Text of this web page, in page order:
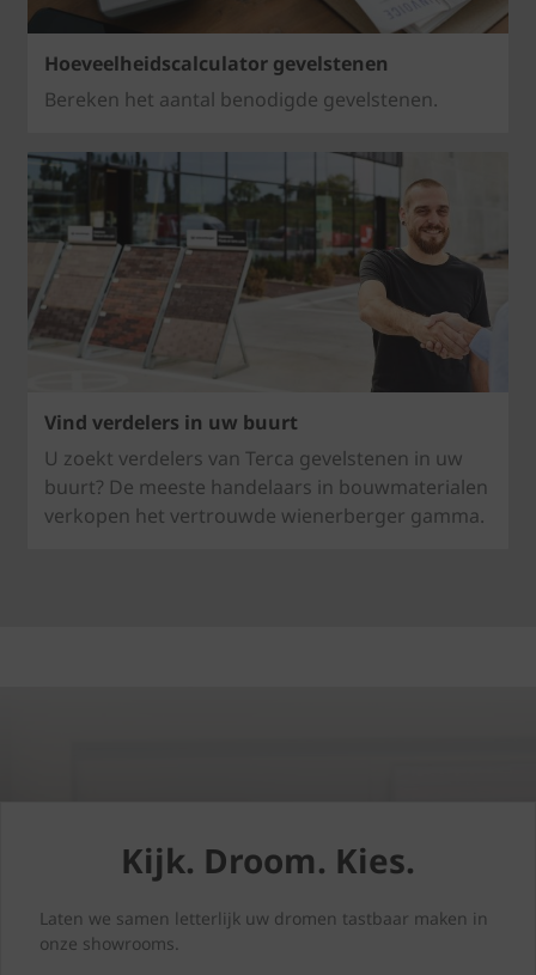
Hoeveelheidscalculator gevelstenen
Bereken het aantal benodigde gevelstenen.
Vind verdelers in uw buurt
U zoekt verdelers van Terca gevelstenen in uw
buurt? De meeste handelaars in bouwmaterialen
verkopen het vertrouwde wienerberger gamma.
Kijk. Droom. Kies.
Laten we samen letterlijk uw dromen tastbaar maken in
onze showrooms.